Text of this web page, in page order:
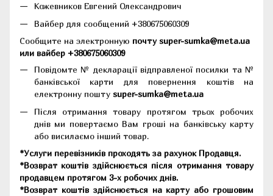
Кожевников Евгений Олександрович
Вайбер для сообщений +380675060309
Сообщите на электронную почту super-sumka@meta.ua
или вайбер +380675060309
Повідомте № декларації відправленої посилки та №
банківської карти для повернення коштів на
електронну пошту super-sumka@meta.ua
Після отримання товару протягом трьох робочих
днів ми повертаємо Вам гроші на банківську карту
або висилаємо інший товар.
*Услуги перевізників проходять за рахунок Продавця.
*Возврат коштів здійснюється після отримання товару
продавцем протягом 3-х робочих днів.
*Возврат коштів здійснюється на карту або грошовим